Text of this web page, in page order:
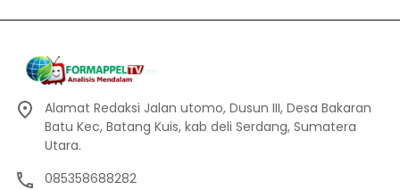
Alamat Redaksi Jalan utomo, Dusun III, Desa Bakaran
Batu Kec, Batang Kuis, kab deli Serdang, Sumatera
Utara.
085358688282